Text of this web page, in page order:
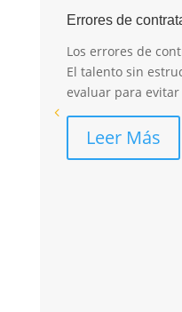
Errores de
Los errores de
El talento sin
evaluar para
Leer Más